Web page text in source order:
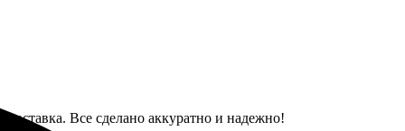
Все сделано аккуратно и надежно!